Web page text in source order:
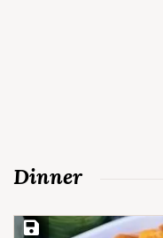
Dinner
Save Recipe